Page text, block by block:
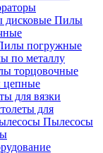
Пилы
по металлу
для вязки
для
Пылесосы